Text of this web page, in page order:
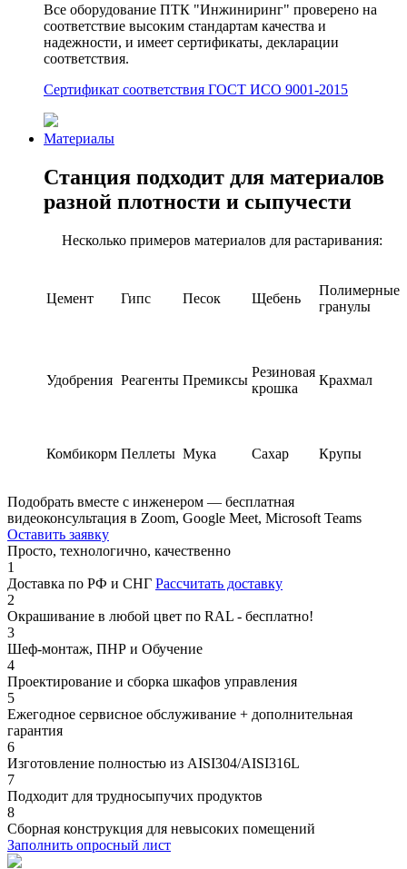
Все оборудование ПТК "Инжиниринг" проверено на
соответствие высоким стандартам качества и
надежности, и имеет сертификаты, декларации
соответствия.
Сертификат соответствия ГОСТ ИСО 9001-2015
Материалы
Станция подходит для материалов
разной плотности и сыпучести
Несколько примеров материалов для растаривания:
Цемент Гипс Песок Щебень
Полимерные
гранулы
Удобрения Реагенты Премиксы
Резиновая
крошка
Крахмал
Комбикорм Пеллеты Мука Сахар Крупы
Подобрать вместе с инженером — бесплатная
видеоконсультация в Zoom, Google Meet, Microsoft Teams
Оставить заявку
Просто, технологично, качественно
1
Доставка по РФ и СНГ Рассчитать доставку
2
Окрашивание в любой цвет по RAL - бесплатно!
3
Шеф-монтаж, ПНР и Обучение
4
Проектирование и сборка шкафов управления
5
Ежегодное сервисное обслуживание + дополнительная
гарантия
6
Изготовление полностью из AISI304/AISI316L
7
Подходит для трудносыпучих продуктов
8
Сборная конструкция для невысоких помещений
Заполнить опросный лист